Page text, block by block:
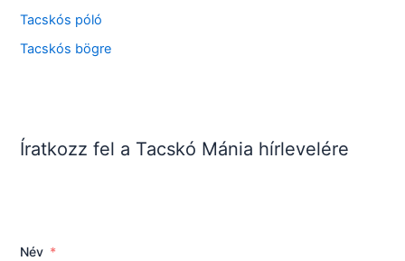
Tacskós póló
Tacskós bögre
Íratkozz fel a Tacskó Mánia hírlevelére
Név